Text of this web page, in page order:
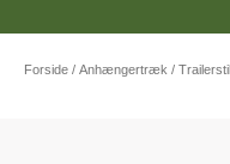
Forside / Anhængertræk /